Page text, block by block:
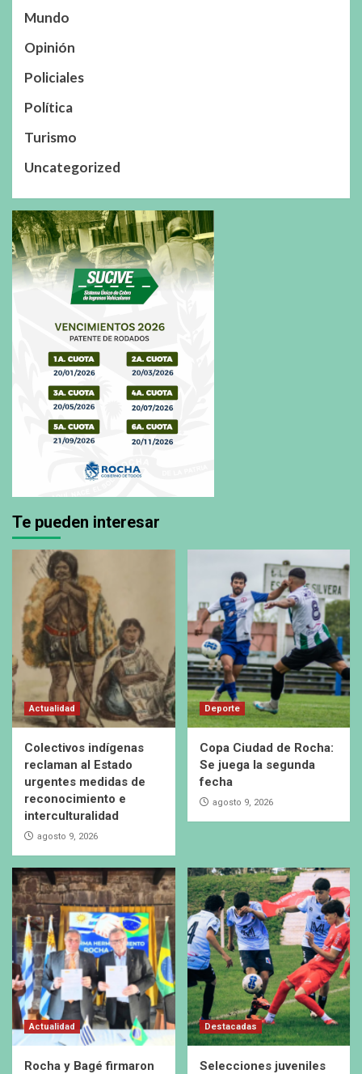
Mundo
Opinión
Policiales
Política
Turismo
Uncategorized
Te pueden interesar
Actualidad
Colectivos indígenas
reclaman al Estado
urgentes medidas de
reconocimiento e
interculturalidad
agosto 9, 2026
Deporte
Copa Ciudad de Rocha:
Se juega la segunda
fecha
agosto 9, 2026
Actualidad
Rocha y Bagé firmaron
Destacadas
Selecciones juveniles